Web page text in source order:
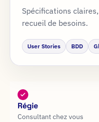
Spécifications
recueil de besoins.
User Stories BDD
Régie
Consultant chez vous